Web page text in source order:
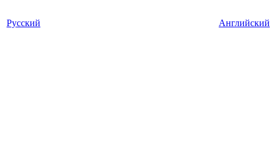
Русский Английский